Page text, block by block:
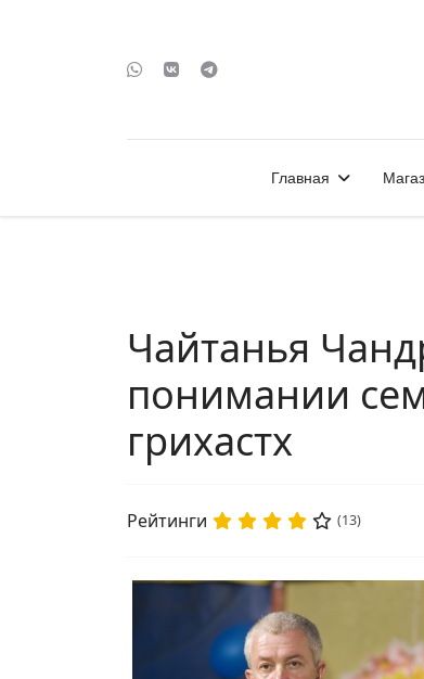
Главная
Чайтанья
понимании
грихастх
Рейтинги (13)